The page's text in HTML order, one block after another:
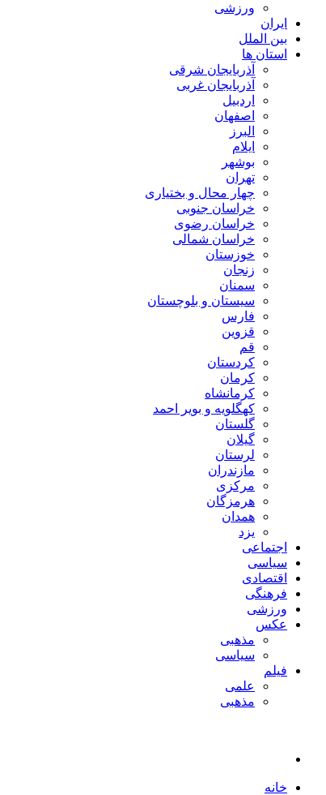
ورزشی
ایران
بین الملل
استان ها
آذربایجان شرقی
آذربایجان غربی
اردبیل
اصفهان
البرز
ایلام
بوشهر
تهران
چهار محال و بختیاری
خراسان جنوبی
خراسان رضوی
خراسان شمالی
خوزستان
زنجان
سمنان
سیستان و بلوچستان
فارس
قزوین
قم
کردستان
کرمان
کرمانشاه
کهگلویه و بویر احمد
گلستان
گیلان
لرستان
مازندران
مرکزی
هرمزگان
همدان
یزد
اجتماعی
سیاسی
اقتصادی
فرهنگی
ورزشی
عکس
مذهبی
سیاسی
فیلم
علمی
مذهبی
خانه